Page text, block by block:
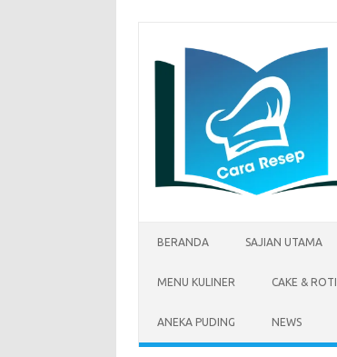
BERANDA SAJIAN UTAMA
MENU KULINER CAKE & ROTI
ANEKA PUDING NEWS